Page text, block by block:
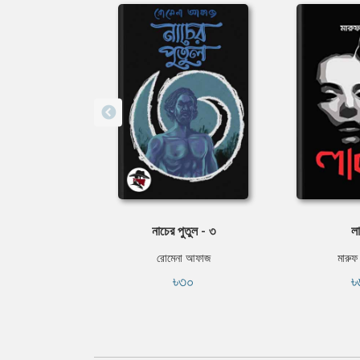
নাচের পুতুল - ৩
রোমেনা আফাজ
৳৩০
মারুফ